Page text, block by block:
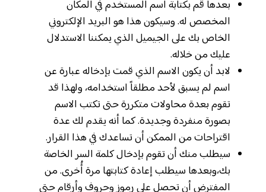
بعدها قم بكتابة اسم المستخدم في المكان
المخصص له. وسيكون هذا هو البريد الإلكتروني
الخاص بك على الجيميل الذي يمكننا الاستدلال
عليك من خلاله.
لابد أن يكون الاسم الذي قمت بإدخاله عبارة عن
اسم لم يسبق لأحد مطلقاً استخدامه، ولهذا قد
تقوم بعدة محاولات متكررة حتى تكتب الاسم
بصورة منفردة وجديدة. كما أنه يقدم لك عدة
اقتراحات من الممكن أن تساعدك في هذا القرار.
سيطلب منك أن تقوم بإدخال كلمة السر الخاصة
بك،وبعدها سيطلب إعادة كتابتها مرة أُخرى. من
المفترض أن تحصل على رموز وحروف وأرقام حتى